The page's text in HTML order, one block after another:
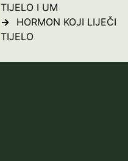
TIJELO I UM
HORMON KOJI LIJEČI
TIJELO